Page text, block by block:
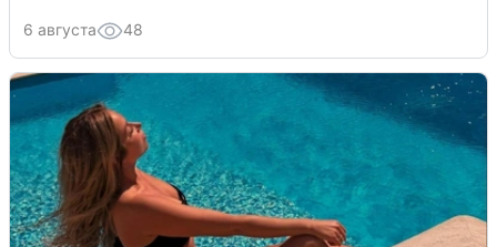
6 августа 48